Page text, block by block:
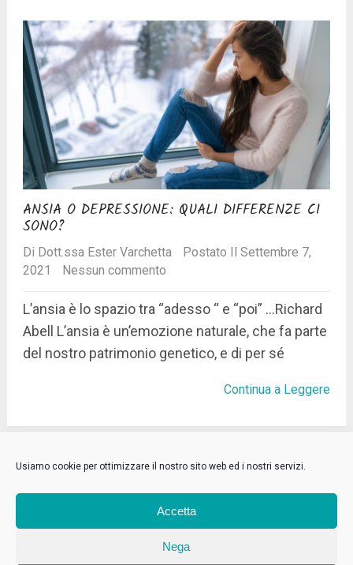
Usiamo cookie per ottimizzare il nostro sito web ed i nostri servizi.
Accetta
Nega
ANSIA O DEPRESSIONE: QUALI DIFFERENZE CI
SONO?
Di Dott.ssa Ester Varchetta
Postato Il Settembre 7,
2021
Nessun commento
L’ansia è lo spazio tra “adesso “ e “poi” …Richard
Abell L’ansia è un’emozione naturale, che fa parte
del nostro patrimonio genetico, e di per sé
Continua a Leggere
Carica più post
CHI SONO AMBITI DI INTERVENTO MEDIAZIONE FAMILIARE